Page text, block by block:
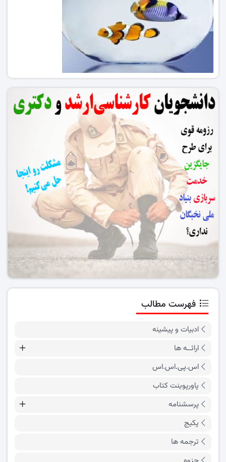
فهرست مطالب
ادبیات و پیشینه
ارائــه ها
اس.پی.اس.اس
پاورپوینت کتاب
پرسشنامه
پکیج
ترجمه ها